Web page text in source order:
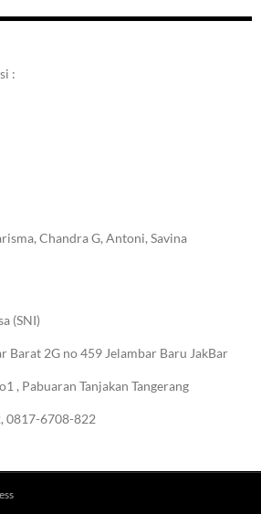
:
Chandra G, Antoni, Savina
(SNI)
Barat 2G no 459 Jelambar Baru JakBar
, Pabuaran Tanjakan Tangerang
0817-6708-822